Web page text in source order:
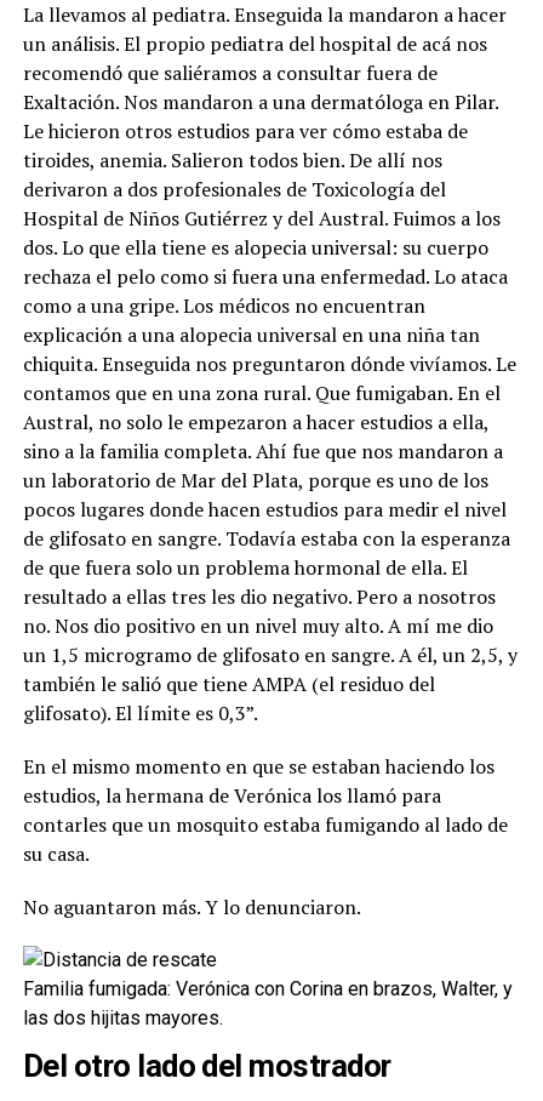
La llevamos al pediatra. Enseguida la mandaron a hacer
un análisis. El propio pediatra del hospital de acá nos
recomendó que saliéramos a consultar fuera de
Exaltación. Nos mandaron a una dermatóloga en Pilar.
Le hicieron otros estudios para ver cómo estaba de
tiroides, anemia. Salieron todos bien. De allí nos
derivaron a dos profesionales de Toxicología del
Hospital de Niños Gutiérrez y del Austral. Fuimos a los
dos. Lo que ella tiene es alopecia universal: su cuerpo
rechaza el pelo como si fuera una enfermedad. Lo ataca
como a una gripe. Los médicos no encuentran
explicación a una alopecia universal en una niña tan
chiquita. Enseguida nos preguntaron dónde vivíamos. Le
contamos que en una zona rural. Que fumigaban. En el
Austral, no solo le empezaron a hacer estudios a ella,
sino a la familia completa. Ahí fue que nos mandaron a
un laboratorio de Mar del Plata, porque es uno de los
pocos lugares donde hacen estudios para medir el nivel
de glifosato en sangre. Todavía estaba con la esperanza
de que fuera solo un problema hormonal de ella. El
resultado a ellas tres les dio negativo. Pero a nosotros
no. Nos dio positivo en un nivel muy alto. A mí me dio
un 1,5 microgramo de glifosato en sangre. A él, un 2,5, y
también le salió que tiene AMPA (el residuo del
glifosato). El límite es 0,3”.
En el mismo momento en que se estaban haciendo los
estudios, la hermana de Verónica los llamó para
contarles que un mosquito estaba fumigando al lado de
su casa.
No aguantaron más. Y lo denunciaron.
Familia fumigada: Verónica con Corina en brazos, Walter, y
las dos hijitas mayores.
Del otro lado del mostrador